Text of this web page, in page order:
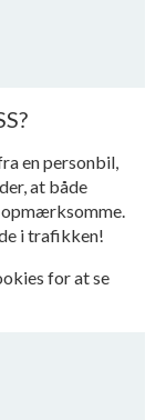
en personbil,
at både
i trafikken!
for at se